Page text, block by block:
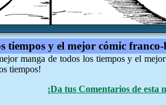
tiempos y el mejor cómic
manga de todos los tiempos y el
tiempos!
¡Da tus Comentarios de esta